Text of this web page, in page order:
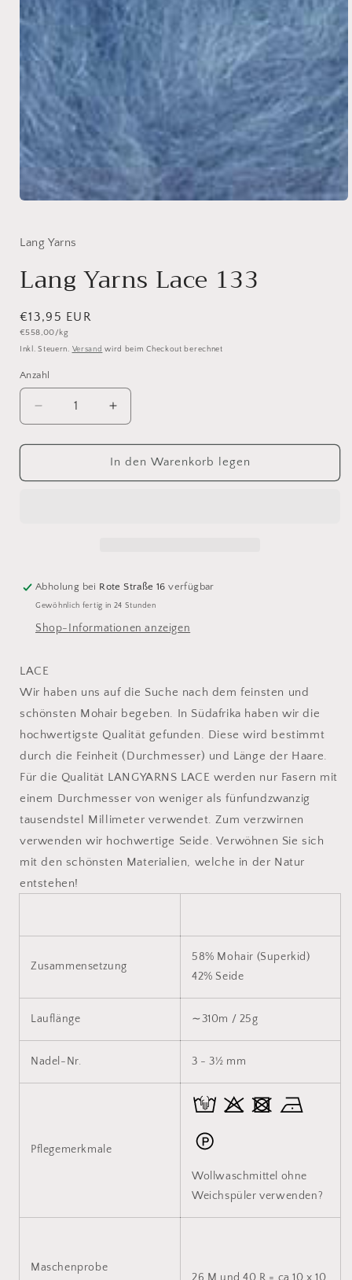
Modal
öffnen
Lang Yarns
Lang Yarns Lace 133
Normaler
Preis
€13,95 EUR
Grundpreis
€558,00/kg
Inkl. Steuern. Versand wird beim Checkout berechnet
Anzahl
Anzahl
Verringere
die
Menge
Lang
Erhöhe
die
Menge
für
Lang
In den Warenkorb legen
Abholung bei Rote Straße 16 verfügbar
Gewöhnlich fertig in 24 Stunden
Shop-Informationen anzeigen
LACE
Wir haben uns auf die Suche nach dem feinsten und
schönsten Mohair begeben. In Südafrika haben wir die
hochwertigste Qualität gefunden. Diese wird bestimmt
durch die Feinheit (Durchmesser) und Länge der Haare.
Für die Qualität LANGYARNS LACE werden nur Fasern mit
einem Durchmesser von weniger als fünfundzwanzig
tausendstel Millimeter verwendet. Zum verzwirnen
verwenden wir hochwertige Seide. Verwöhnen Sie sich
mit den schönsten Materialien, welche in der Natur
entstehen!
Zusammensetzung
58% Mohair (Superkid)
42% Seide
Lauflänge ∼310m / 25g
Nadel-Nr. 3 - 3½ mm
Pflegemerkmale
Wollwaschmittel ohne
Weichspüler verwenden?
Maschenprobe
26 M und 40 R = ca 10 x 10